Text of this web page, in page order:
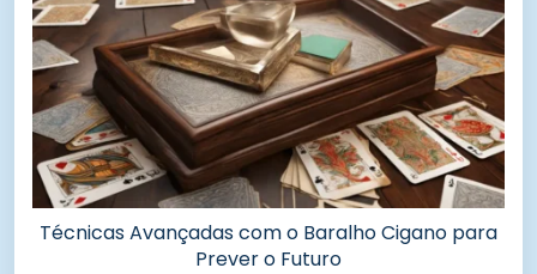
Técnicas Avançadas com o Baralho Cigano para
Prever o Futuro